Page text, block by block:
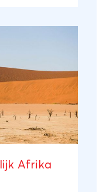
u nog lang
Afrika